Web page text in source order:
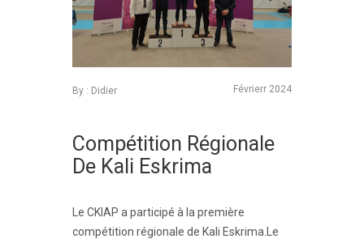
By : Didier Févrierr 2024
Compétition Régionale
De Kali Eskrima
Le CKIAP a participé à la première
compétition régionale de Kali Eskrima.Le